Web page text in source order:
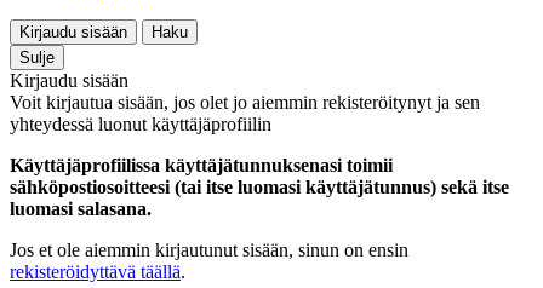
Kirjaudu sisään
Haku
Sulje
Kirjaudu sisään
Voit kirjautua sisään, jos olet jo aiemmin rekisteröitynyt ja sen
yhteydessä luonut käyttäjäprofiilin
Käyttäjäprofiilissa käyttäjätunnuksenasi toimii
sähköpostiosoitteesi (tai itse luomasi käyttäjätunnus) sekä itse
luomasi salasana.
Jos et ole aiemmin kirjautunut sisään, sinun on ensin
rekisteröidyttävä täällä.